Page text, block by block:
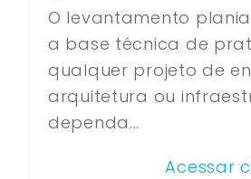
O levantamento
a base técnica de
qualquer projeto de
arquitetura ou
dependa...
Acessar